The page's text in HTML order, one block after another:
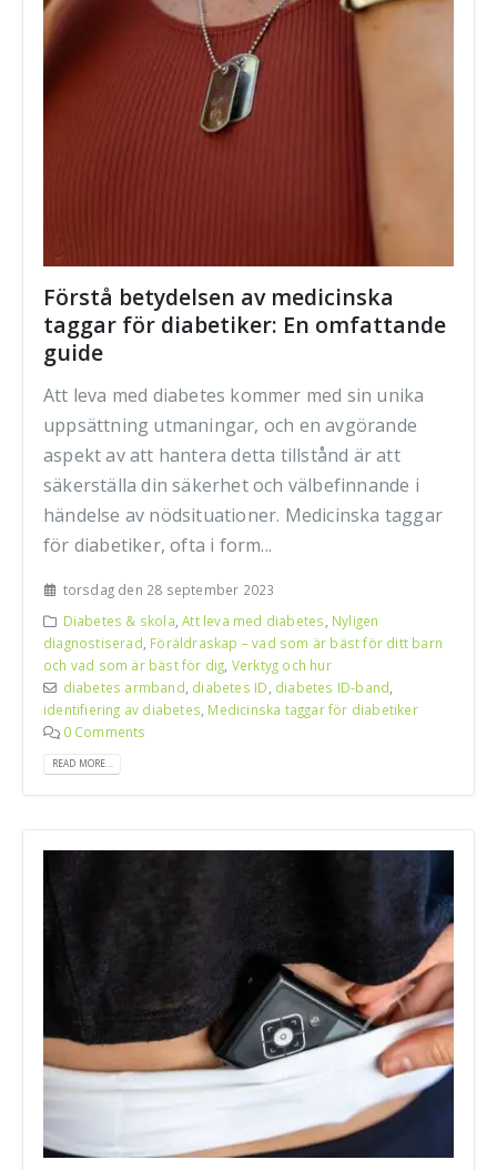
Förstå betydelsen av medicinska
taggar för diabetiker: En omfattande
guide
Att leva med diabetes kommer med sin unika
uppsättning utmaningar, och en avgörande
aspekt av att hantera detta tillstånd är att
säkerställa din säkerhet och välbefinnande i
händelse av nödsituationer. Medicinska taggar
för diabetiker, ofta i form...
torsdag den 28 september 2023
Diabetes & skola ,Att leva med diabetes Nyligen
diagnostiserad Föräldraskap – vad som är bäst för ditt barn
och vad som är bäst för dig Verktyg och hur
diabetes armband diabetes ID diabetes ID-band
identifiering av diabetes Medicinska taggar för diabetiker
0 Comments
READ MORE...